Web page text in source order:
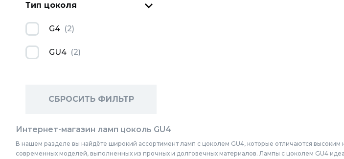
Тип цоколя
G4 (2)
GU4 (2)
СБРОСИТЬ ФИЛЬТР
Интернет-магазин ламп цоколь GU4
В нашем разделе вы найдёте широкий ассортимент ламп с цоколем GU4, которые отличаются
современных моделей, выполненных из прочных и долговечных материалов. Лампы с цоколем GU4